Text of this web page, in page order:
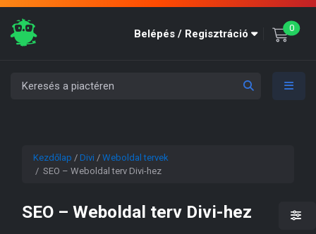
Belépés / Regisztráció 0
Kezdőlap / Divi / Weboldal tervek
/ SEO – Weboldal terv Divi-hez
SEO – Weboldal terv Divi-hez